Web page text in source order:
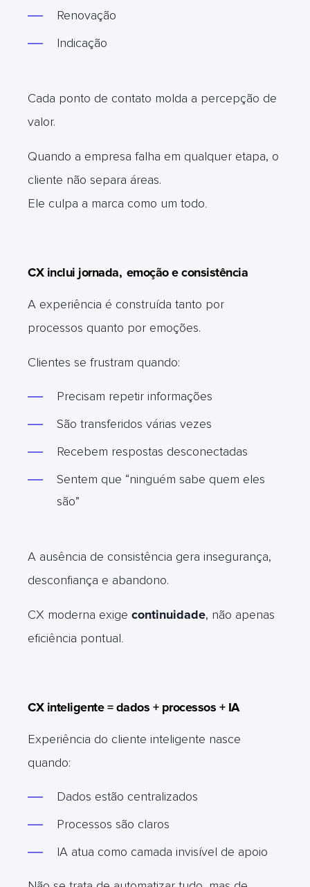
Renovação
Indicação
Cada ponto de contato molda a percepção de
valor.
Quando a empresa falha em qualquer etapa, o
cliente não separa áreas.
Ele culpa a marca como um todo.
CX inclui jornada, emoção e consistência
A experiência é construída tanto por
processos quanto por emoções.
Clientes se frustram quando:
Precisam repetir informações
São transferidos várias vezes
Recebem respostas desconectadas
Sentem que “ninguém sabe quem eles
são”
A ausência de consistência gera insegurança,
desconfiança e abandono.
CX moderna exige continuidade, não apenas
eficiência pontual.
CX inteligente = dados + processos + IA
Experiência do cliente inteligente nasce
quando:
Dados estão centralizados
Processos são claros
IA atua como camada invisível de apoio